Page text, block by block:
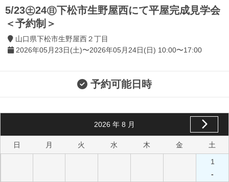
5/23㊏24㊐下松市生野屋西にて平屋完成見学会
＜予約制＞
山口県下松市生野屋西２丁目
2026年05月23日(土)〜2026年05月24日(日) 10:00〜17:00
予約可能日時
2026 年 8 月
日 月 火 水 木 金 土
1
-